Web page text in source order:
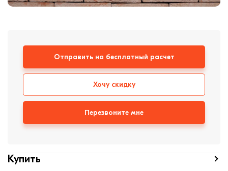
формовки
Ступени, крыльцо
Строительные
Отправить на бесплатный расчет
Хочу скидку
Перезвоните мне
Купить